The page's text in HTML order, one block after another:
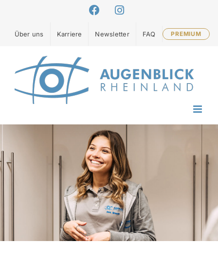
springen
FacebookInstagram
Über uns Karriere Newsletter FAQ PREMIUM